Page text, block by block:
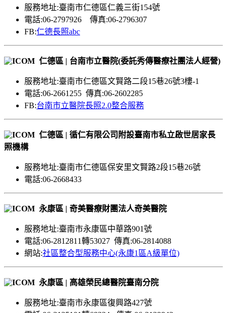
服務地址:臺南市仁德區仁義三街154號
電話:06-2797926 傳真:06-2796307
FB:仁德長照abc
仁德區 | 台南市立醫院(委託秀傳醫療社團法人經營)
服務地址:臺南市仁德區文賢路二段15巷26號3樓-1
電話:06-2661255 傳真:06-2602285
FB:台南市立醫院長照2.0整合服務
仁德區 | 循仁有限公司附設臺南市私立啟世居家長
照機構
服務地址:臺南市仁德區保安里文賢路2段15巷26號
電話:06-2668433
永康區 | 奇美醫療財團法人奇美醫院
服務地址:臺南市永康區中華路901號
電話:06-2812811轉53027 傳真:06-2814088
網站:社區整合型服務中心(永康1區A級單位)
永康區 | 高雄榮民總醫院臺南分院
服務地址:臺南市永康區復興路427號